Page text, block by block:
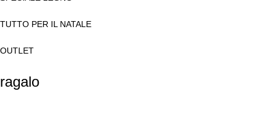
TUTTO PER IL NATALE
OUTLET
ragalo